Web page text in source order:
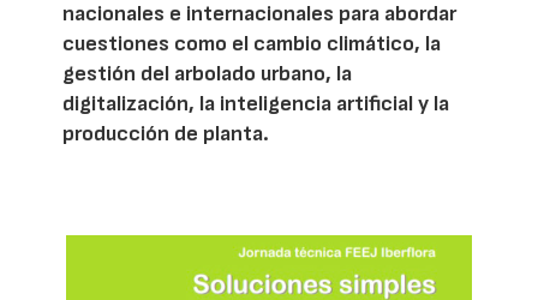
nacionales e internacionales para abordar
cuestiones como el cambio climático, la
gestión del arbolado urbano, la
digitalización, la inteligencia artificial y la
producción de planta.